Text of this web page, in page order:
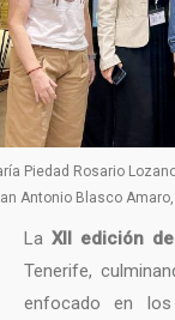
Piedad Rosario
Antonio Blasco
La XII edición
Tenerife,
enfocado en